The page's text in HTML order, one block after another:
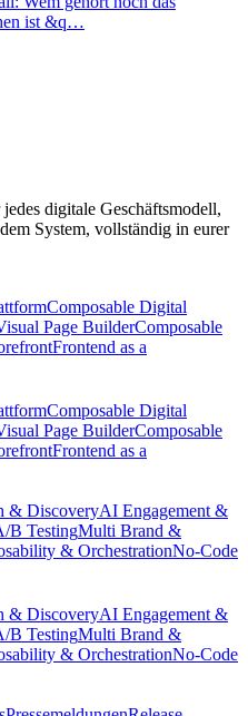
ist &q…
digitale Geschäftsmodell,
System, vollständig in eurer
Composable Digital
Page BuilderComposable
Frontend as a
Composable Digital
Page BuilderComposable
Frontend as a
& DiscoveryAI Engagement &
B TestingMulti Brand &
& OrchestrationNo-Code
& DiscoveryAI Engagement &
B TestingMulti Brand &
& OrchestrationNo-Code